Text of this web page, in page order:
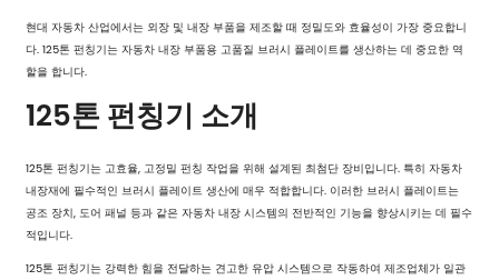
현대 자동차 산업에서는 외장 및 내장 부품을 제조할 때 정밀도와 효율성이 가장 중요합니
다. 125톤 펀칭기는 자동차 내장 부품용 고품질 브러시 플레이트를 생산하는 데 중요한 역
할을 합니다.
125톤 펀칭기 소개
125톤 펀칭기는 고효율, 고정밀 펀칭 작업을 위해 설계된 최첨단 장비입니다. 특히 자동차
내장재에 필수적인 브러시 플레이트 생산에 매우 적합합니다. 이러한 브러시 플레이트는
공조 장치, 도어 패널 등과 같은 자동차 내장 시스템의 전반적인 기능을 향상시키는 데 필수
적입니다.
125톤 펀칭기는 강력한 힘을 전달하는 견고한 유압 시스템으로 작동하여 제조업체가 일관